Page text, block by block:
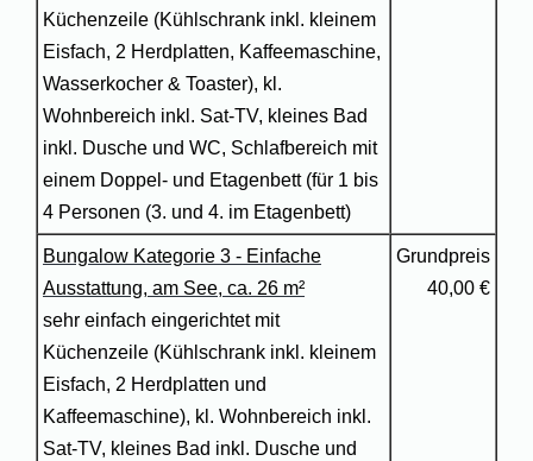
Küchenzeile (Kühlschrank inkl. kleinem
Eisfach, 2 Herdplatten, Kaffeemaschine,
Wasserkocher & Toaster), kl.
Wohnbereich inkl. Sat-TV, kleines Bad
inkl. Dusche und WC, Schlafbereich mit
einem Doppel- und Etagenbett (für 1 bis
4 Personen (3. und 4. im Etagenbett)
Bungalow Kategorie 3 - Einfache
Ausstattung, am See, ca. 26 m²
sehr einfach eingerichtet mit
Küchenzeile (Kühlschrank inkl. kleinem
Eisfach, 2 Herdplatten und
Kaffeemaschine), kl. Wohnbereich inkl.
Sat-TV, kleines Bad inkl. Dusche und
Grundpreis
40,00 €